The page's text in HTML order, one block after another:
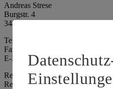
Andreas Strese
Burgstr. 4
34439 Willebadessen - Peckelsheim
Telefon: 05644 8382
Fax: 05644 94038
E-Mail: a.strese@gmx.de
Registergericht: -
Registernummer: -